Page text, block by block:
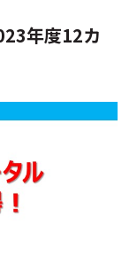
年度12カ